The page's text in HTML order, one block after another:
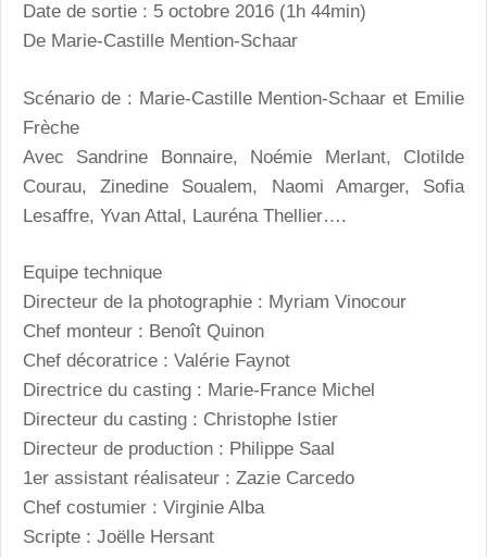
Date de sortie : 5 octobre 2016 (1h 44min)
De Marie-Castille Mention-Schaar
Scénario de : Marie-Castille Mention-Schaar et Emilie
Frèche
Avec Sandrine Bonnaire, Noémie Merlant, Clotilde
Courau, Zinedine Soualem, Naomi Amarger, Sofia
Lesaffre, Yvan Attal, Lauréna Thellier….
Equipe technique
Directeur de la photographie : Myriam Vinocour
Chef monteur : Benoît Quinon
Chef décoratrice : Valérie Faynot
Directrice du casting : Marie-France Michel
Directeur du casting : Christophe Istier
Directeur de production : Philippe Saal
1er assistant réalisateur : Zazie Carcedo
Chef costumier : Virginie Alba
Scripte : Joëlle Hersant